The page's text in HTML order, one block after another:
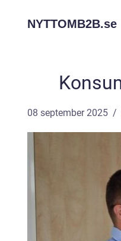
NYTTOMB2B.se
08 september 2025